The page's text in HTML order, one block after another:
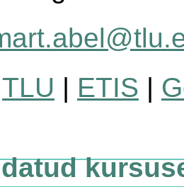
TLU | ETIS |